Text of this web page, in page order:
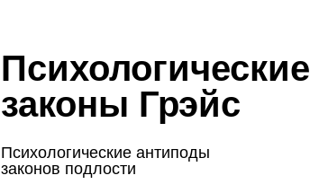
Психологические
законы Грэйс
Психологические антиподы
законов подлости